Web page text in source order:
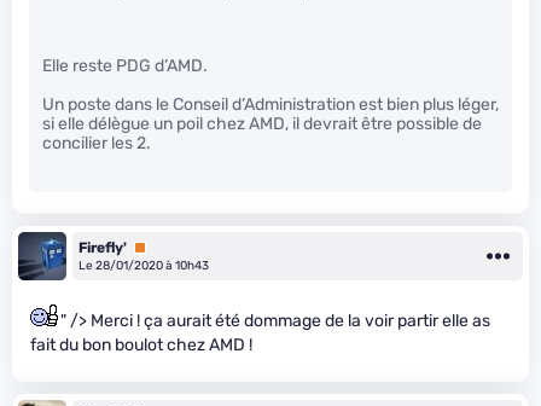
Elle reste PDG d’AMD.
Un poste dans le Conseil d’Administration est bien plus léger,
si elle délègue un poil chez AMD, il devrait être possible de
concilier les 2.
Firefly' Premium
Le 28/01/2020 à 10h43
" /> Merci ! ça aurait été dommage de la voir partir elle as
fait du bon boulot chez AMD !